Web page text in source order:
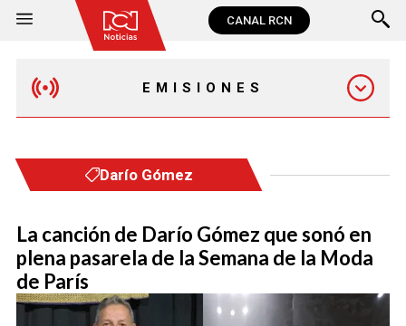
CANAL RCN
EMISIONES
Darío Gómez
La canción de Darío Gómez que sonó en
plena pasarela de la Semana de la Moda
de París